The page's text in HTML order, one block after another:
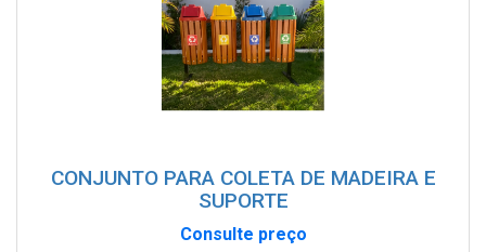
CONJUNTO PARA COLETA DE MADEIRA E
SUPORTE
Consulte preço